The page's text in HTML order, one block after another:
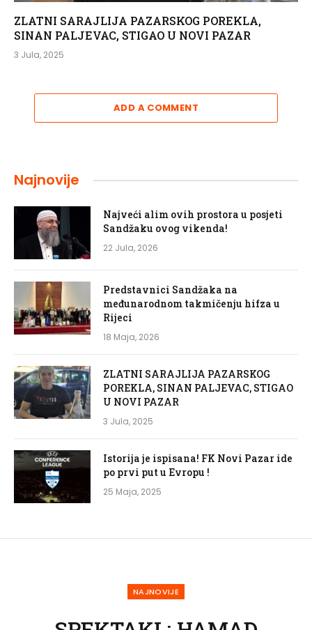
ZLATNI SARAJLIJA PAZARSKOG POREKLA,
SINAN PALJEVAC, STIGAO U NOVI PAZAR
3 Jula, 2025
ADD A COMMENT
Najnovije
Najveći alim ovih prostora u posjeti
Sandžaku ovog vikenda!
22 Jula, 2026
Predstavnici Sandžaka na
međunarodnom takmičenju hifza u
Rijeci
18 Maja, 2026
ZLATNI SARAJLIJA PAZARSKOG
POREKLA, SINAN PALJEVAC, STIGAO
U NOVI PAZAR
3 Jula, 2025
Istorija je ispisana! FK Novi Pazar ide
po prvi put u Evropu !
25 Maja, 2025
NAJNOVIJE